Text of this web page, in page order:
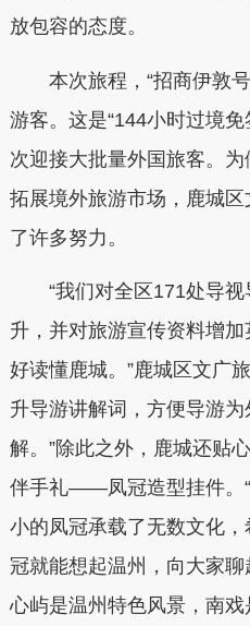
放包容的态度。
本次旅程，“招商伊敦号
游客。这是“144小时过境
次迎接大批量外国旅客。为
拓展境外旅游市场，鹿城
了许多努力。
“我们对全区171处导视
升，并对旅游宣传资料增
好读懂鹿城。”鹿城区文广
升导游讲解词，方便导游
解。”除此之外，鹿城还贴
伴手礼——凤冠造型挂件。
小的凤冠承载了无数文化
冠就能想起温州，向大家聊
心屿是温州特色风景，南